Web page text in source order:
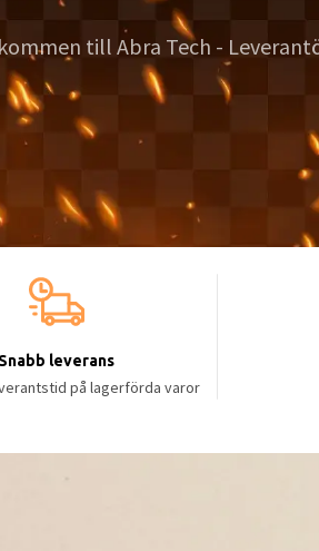
kunder sedan 1999.
Snabb leverans
på lagerförda varor